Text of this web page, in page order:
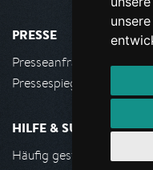
PRESSE
Presseanfrage stellen
Pressespiegel
HILFE & SUPPORT
Häufig gestellte Fragen